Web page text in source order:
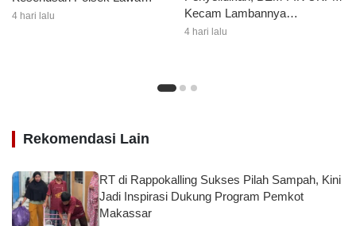
Tangani Kasus Pengeroyokan
4 hari lalu
Kecam Lambannya
Penanganan Kasus
4 hari lalu
Rekomendasi Lain
RT di Rappokalling Sukses Pilah Sampah, Kini
Jadi Inspirasi Dukung Program Pemkot
Makassar